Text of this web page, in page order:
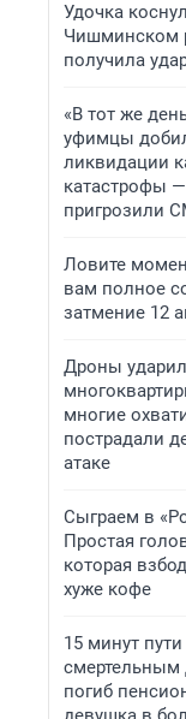
Удочка
Чишминском
получила
«В тот же
уфимцы
ликвидации
катастрофы
пригрозили
Ловите
вам полное
затмение 12
Дроны
многие
пострадали
атаке
Сыграем в
Простая
которая
хуже кофе
15 минут
погиб